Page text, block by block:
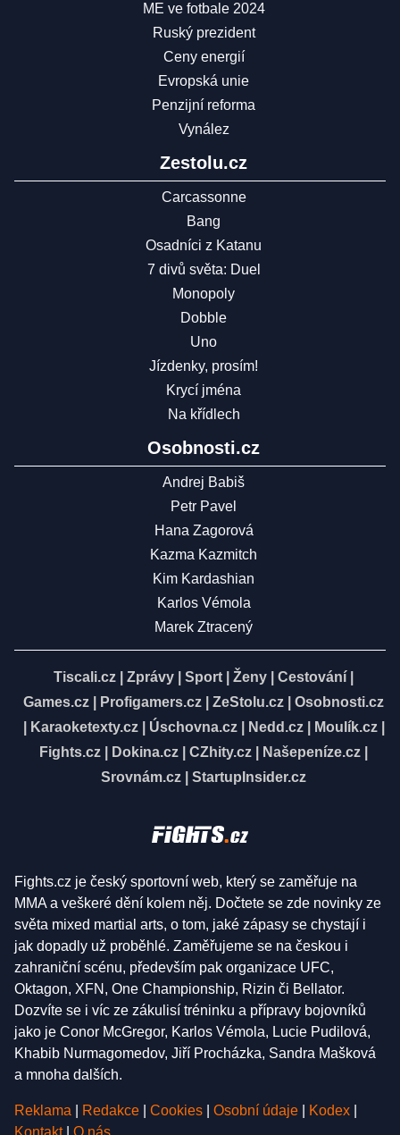
ME ve fotbale 2024
Ruský prezident
Ceny energií
Evropská unie
Penzijní reforma
Vynález
Zestolu.cz
Carcassonne
Bang
Osadníci z Katanu
7 divů světa: Duel
Monopoly
Dobble
Uno
Jízdenky, prosím!
Krycí jména
Na křídlech
Osobnosti.cz
Andrej Babiš
Petr Pavel
Hana Zagorová
Kazma Kazmitch
Kim Kardashian
Karlos Vémola
Marek Ztracený
Tiscali.cz Zprávy Sport Ženy Cestování
Games.cz
Profigamers.cz ZeStolu.cz
Osobnosti.cz
Karaoketexty.cz| Úschovna.cz| Nedd.cz| Moulík.cz|
Fights.cz
Dokina.cz CZhity.cz Našepeníze.cz
Srovnám.cz
StartupInsider.cz
Fights.cz je český sportovní web, který se zaměřuje na
MMA a veškeré dění kolem něj. Dočtete se zde novinky ze
světa mixed martial arts, o tom, jaké zápasy se chystají i
jak dopadly už proběhlé. Zaměřujeme se na českou i
zahraniční scénu, především pak organizace UFC,
Oktagon, XFN, One Championship, Rizin či Bellator.
Dozvíte se i víc ze zákulisí tréninku a přípravy bojovníků
jako je Conor McGregor, Karlos Vémola, Lucie Pudilová,
Khabib Nurmagomedov, Jiří Procházka, Sandra Mašková
a mnoha dalších.
Reklama Redakce Cookies Osobní údaje Kodex
Kontakt
O nás